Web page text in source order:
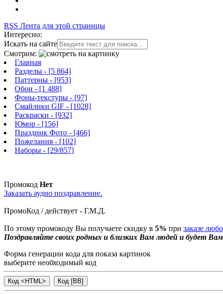
RSS Лента для этой страницы
Интересно:
Искать на сайте
Смотрим:
Главная
Разделы - [5 864]
Паттерны - [953]
Обои - [1 488]
Фоны-текстуры - [97]
Смайлики GIF - [1028]
Раскраски - [932]
Юмор - [156]
Праздник Фото - [466]
Пожелания - [102]
Наборы - [29/857]
Промокод Нет
Заказать аудио поздравление.
ПромоКод / действует - Г.М.Д.
По этому промокоду Вы получаете скидку в 5% при заказе
Поздравляйте своих родных и близких Вам людей и будет
Форма генерации кода для показа картинок
выберите необходимый код